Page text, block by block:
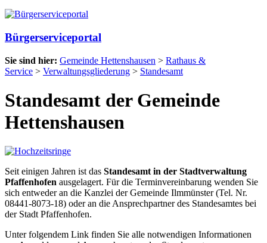
Bürgerserviceportal
Sie sind hier: Gemeinde Hettenshausen > Rathaus &
Service > Verwaltungsgliederung > Standesamt
Standesamt der Gemeinde
Hettenshausen
Seit einigen Jahren ist das Standesamt in der Stadtverwaltung
Pfaffenhofen ausgelagert. Für die Terminvereinbarung wenden Sie
sich entweder an die Kanzlei der Gemeinde Ilmmünster (Tel. Nr.
08441-8073-18) oder an die Ansprechpartner des Standesamtes bei
der Stadt Pfaffenhofen.
Unter folgendem Link finden Sie alle notwendigen Informationen